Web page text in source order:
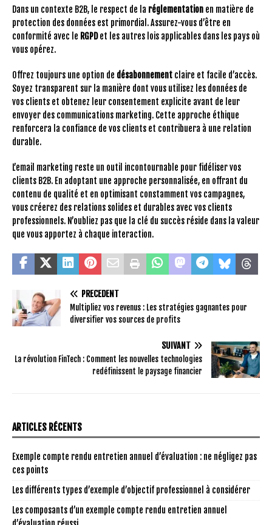
Dans un contexte B2B, le respect de la réglementation en matière de
protection des données est primordial. Assurez-vous d’être en
conformité avec le RGPDet les autres lois applicables dans les pays où
vous opérez.
Offrez toujours une option de désabonnement claire et facile d’accès.
Soyez transparent sur la manière dont vous utilisez les données de
vos clients et obtenez leur consentement explicite avant de leur
envoyer des communications marketing. Cette approche éthique
renforcera la confiance de vos clients et contribuera à une relation
durable.
L’email marketing reste un outil incontournable pour fidéliser vos
clients B2B. En adoptant une approche personnalisée, en offrant du
contenu de qualité et en optimisant constamment vos campagnes,
vous créerez des relations solides et durables avec vos clients
professionnels. N’oubliez pas que la clé du succès réside dans la valeur
que vous apportez à chaque interaction.
PRÉCÉDENT
Multipliez vos revenus : Les stratégies gagnantes pour
diversifier vos sources de profits
SUIVANT
La révolution FinTech : Comment les nouvelles technologies
redéfinissent le paysage financier
ARTICLES RÉCENTS
Exemple compte rendu entretien annuel d’évaluation : ne négligez pas
ces points
Les différents types d’exemple d’objectif professionnel à considérer
Les composants d’un exemple compte rendu entretien annuel